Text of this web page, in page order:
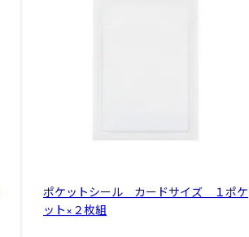
ポケットシール カードサイズ １ポケ
ット×２枚組